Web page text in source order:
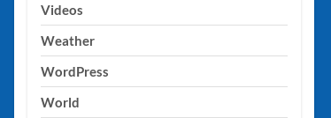
Videos
Weather
WordPress
World